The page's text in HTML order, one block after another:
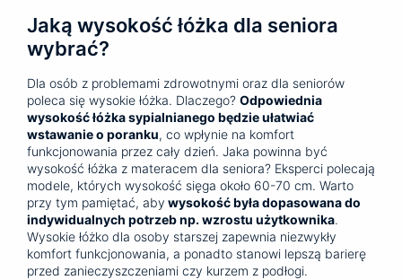
Jaką wysokość łóżka dla seniora
wybrać?
Dla osób z problemami zdrowotnymi oraz dla seniorów
poleca się wysokie łóżka. Dlaczego? Odpowiednia
wysokość łóżka sypialnianego będzie ułatwiać
wstawanie o poranku, co wpłynie na komfort
funkcjonowania przez cały dzień. Jaka powinna być
wysokość łóżka z materacem dla seniora? Eksperci polecają
modele, których wysokość sięga około 60-70 cm. Warto
przy tym pamiętać, aby wysokość była dopasowana do
indywidualnych potrzeb np. wzrostu użytkownika.
Wysokie łóżko dla osoby starszej zapewnia niezwykły
komfort funkcjonowania, a ponadto stanowi lepszą barierę
przed zanieczyszczeniami czy kurzem z podłogi.